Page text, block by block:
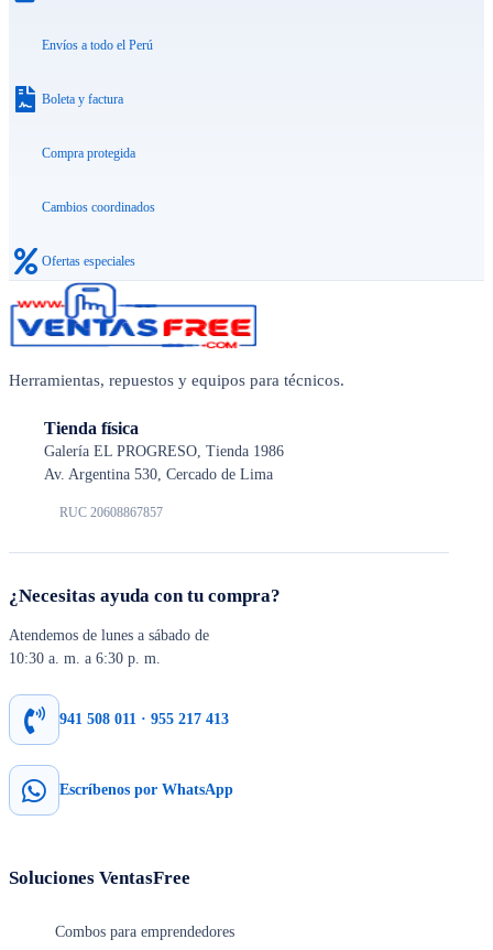
Envíos a todo el Perú
Boleta y factura
Compra protegida
Cambios coordinados
Ofertas especiales
Herramientas, repuestos y equipos para técnicos.
Tienda física
Galería EL PROGRESO, Tienda 1986
Av. Argentina 530, Cercado de Lima
RUC 20608867857
¿Necesitas ayuda con tu compra?
Atendemos de lunes a sábado de
10:30 a. m. a 6:30 p. m.
941 508 011 · 955 217 413
Escríbenos por WhatsApp
Soluciones VentasFree
Combos para emprendedores